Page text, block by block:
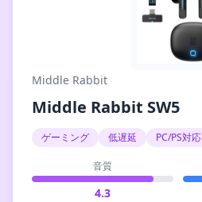
Middle Rabbit
Middle Rabbit SW5
ゲーミング 低遅延 PC/PS対応
音質
4.3